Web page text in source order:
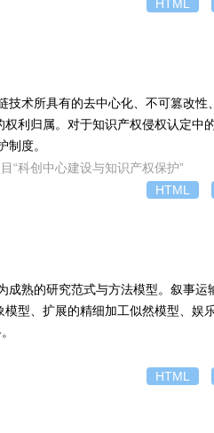
HTML
术所具有的去中心化、不可篡改性
利归属。对于知识产权侵权认定中
度。
“科创中心建设与知识产权保护”
HTML
熟的研究范式与方法模型。叙事运
型、扩展的精细加工似然模型、娱
HTML